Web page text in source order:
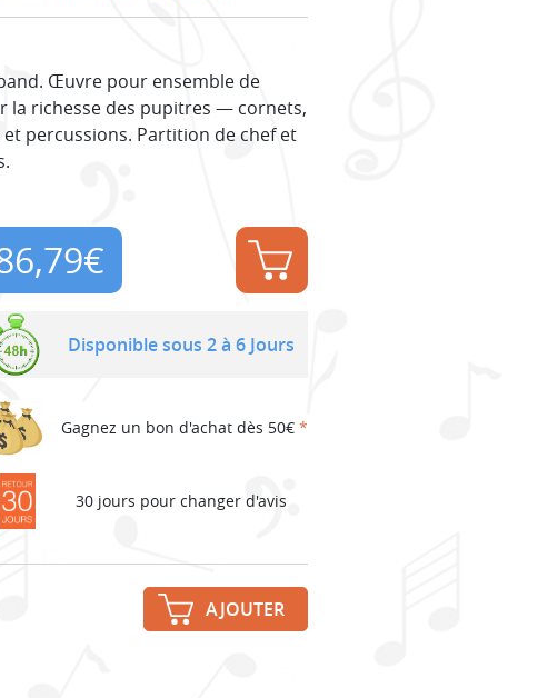
Œuvre pour ensemble de
la richesse des pupitres — cornets,
percussions. Partition de chef et
€
Disponible sous 2 à 6 Jours
Gagnez un bon d'achat dès 50€ *
30 jours pour changer d'avis
AJOUTER